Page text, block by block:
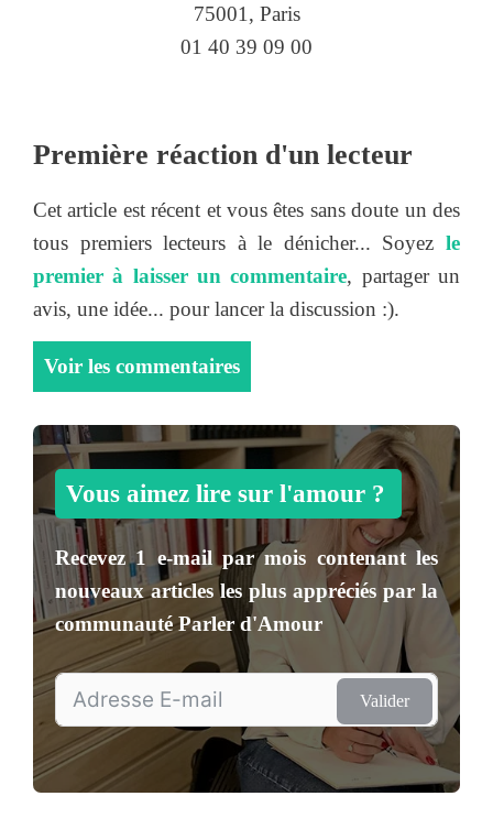
75001, Paris
01 40 39 09 00
Première réaction d'un lecteur
Cet article est récent et vous êtes sans doute un des
tous premiers lecteurs à le dénicher... Soyez le
premier à laisser un commentaire, partager un
avis, une idée... pour lancer la discussion :).
Voir les commentaires
Vous aimez lire sur l'amour ?
Recevez1 e-mail par mois contenant les
nouveaux articles les plus appréciés par la
communautéParler d'Amour
Valider